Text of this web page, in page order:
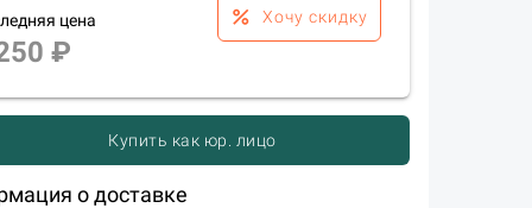
цена
₽
percent Хочу скидку
Купить как юр. лицо
о доставке